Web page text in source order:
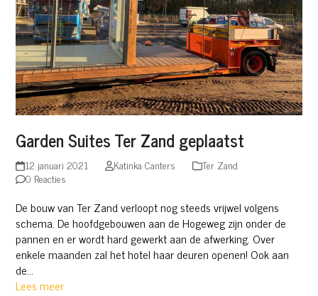
Garden Suites Ter Zand geplaatst
12 januari 2021 Katinka Canters
Ter Zand
0 Reacties
De bouw van Ter Zand verloopt nog steeds vrijwel volgens
schema. De hoofdgebouwen aan de Hogeweg zijn onder de
pannen en er wordt hard gewerkt aan de afwerking. Over
enkele maanden zal het hotel haar deuren openen! Ook aan
de…
Lees meer